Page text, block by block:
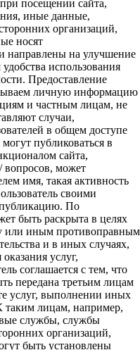
посещении сайта,
иные данные,
организаций,
носят
направлены на улучшение
использования
Предоставление
личную информацию
и частным лицам, не
случаи,
в общем доступе
публиковаться в
сайта,
вопросов, может
имя, такая активность
своими
публикацию. По
быть раскрыта в целях
или иным противоправным
и в иных случаях,
услуг,
соглашается с тем, что
передана третьим лицам
услуг, выполнении иных
таким лицам, например,
службы, службы
организаций,
быть установлены